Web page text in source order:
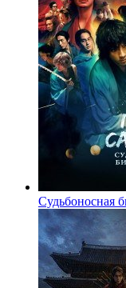
Судьбоносная